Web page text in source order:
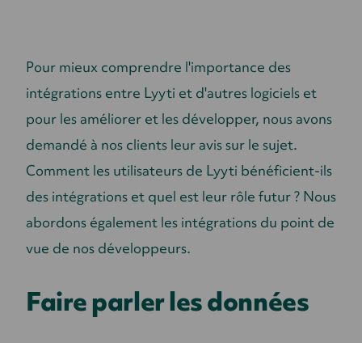
Pour mieux comprendre l'importance des
intégrations entre Lyyti et d'autres logiciels et
pour les améliorer et les développer, nous avons
demandé à nos clients leur avis sur le sujet.
Comment les utilisateurs de Lyyti bénéficient-ils
des intégrations et quel est leur rôle futur ? Nous
abordons également les intégrations du point de
vue de nos développeurs.
Faire parler les données